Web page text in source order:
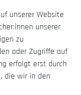
unserer Website
unserer
zu
oder Zugriffe auf
erfolgt erst durch
die wir in den